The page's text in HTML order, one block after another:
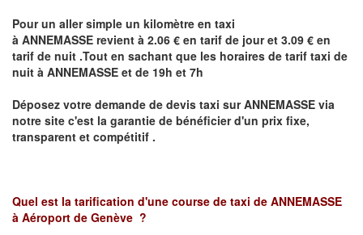
Pour un aller simple un kilomètre en taxi
à ANNEMASSE revient à 2.06 € en tarif de jour et 3.09 € en
tarif de nuit .Tout en sachant que les horaires de tarif taxi de
nuit à ANNEMASSE et de 19h et 7h
Déposez votre demande de devis taxi surANNEMASSE via
notre site c'est la garantie de bénéficier d'un prix fixe,
transparent et compétitif .
Quel est la tarification d'une course de taxi de ANNEMASSE
à Aéroport de Genève ?